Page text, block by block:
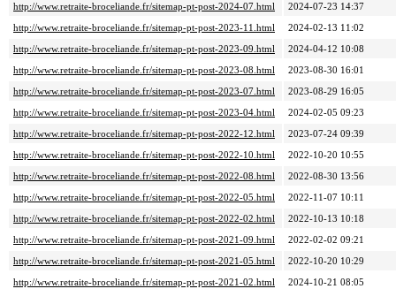
http://www.retraite-broceliande.fr/sitemap-pt-post-2024-07.html
2024-07-23 14:37
http://www.retraite-broceliande.fr/sitemap-pt-post-2023-11.html
2024-02-13 11:02
http://www.retraite-broceliande.fr/sitemap-pt-post-2023-09.html
2024-04-12 10:08
http://www.retraite-broceliande.fr/sitemap-pt-post-2023-08.html
2023-08-30 16:01
http://www.retraite-broceliande.fr/sitemap-pt-post-2023-07.html
2023-08-29 16:05
http://www.retraite-broceliande.fr/sitemap-pt-post-2023-04.html
2024-02-05 09:23
http://www.retraite-broceliande.fr/sitemap-pt-post-2022-12.html
2023-07-24 09:39
http://www.retraite-broceliande.fr/sitemap-pt-post-2022-10.html
2022-10-20 10:55
http://www.retraite-broceliande.fr/sitemap-pt-post-2022-08.html
2022-08-30 13:56
http://www.retraite-broceliande.fr/sitemap-pt-post-2022-05.html
2022-11-07 10:11
http://www.retraite-broceliande.fr/sitemap-pt-post-2022-02.html
2022-10-13 10:18
http://www.retraite-broceliande.fr/sitemap-pt-post-2021-09.html
2022-02-02 09:21
http://www.retraite-broceliande.fr/sitemap-pt-post-2021-05.html
2022-10-20 10:29
http://www.retraite-broceliande.fr/sitemap-pt-post-2021-02.html
2024-10-21 08:05